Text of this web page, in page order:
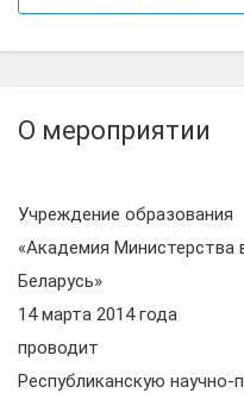
О мероприятии
Учреждение образования
«Академия Министерства
Беларусь»
14 марта 2014 года
проводит
Республиканскую